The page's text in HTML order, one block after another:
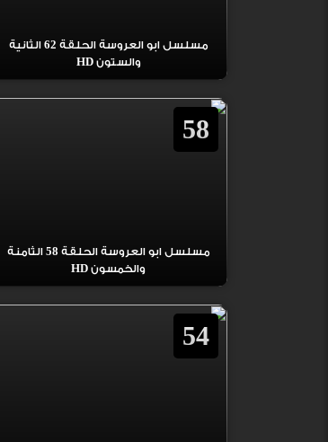
مسلسل ابو العروسة الحلقة 62 الثانية
والستون HD
58
مسلسل ابو العروسة الحلقة 58 الثامنة
والخمسون HD
54